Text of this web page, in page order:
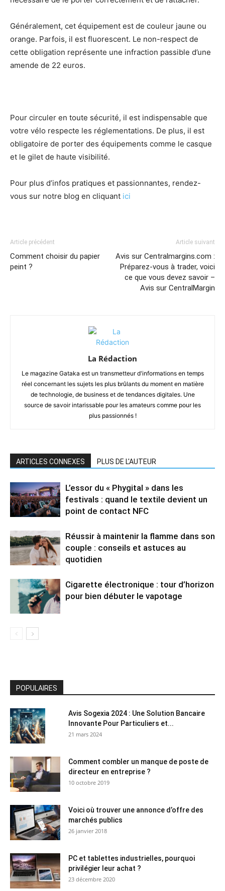
Généralement, cet équipement est de couleur jaune ou
orange. Parfois, il est fluorescent. Le non-respect de
cette obligation représente une infraction passible d’une
amende de 22 euros.
Pour circuler en toute sécurité, il est indispensable que
votre vélo respecte les réglementations. De plus, il est
obligatoire de porter des équipements comme le casque
et le gilet de haute visibilité.
Pour plus d’infos pratiques et passionnantes, rendez-
vous sur notre blog en cliquant ici
Article précédent
Comment choisir du papier
peint ?
Article suivant
Avis sur Centralmargins.com :
Préparez-vous à trader, voici
ce que vous devez savoir –
Avis sur CentralMargin
La Rédaction
Le magazine Gataka est un transmetteur d'informations en temps
réel concernant les sujets les plus brûlants du moment en matière
de technologie, de business et de tendances digitales. Une
source de savoir intarissable pour les amateurs comme pour les
plus passionnés !
ARTICLES CONNEXES PLUS DE L'AUTEUR
L’essor du « Phygital » dans les
festivals : quand le textile devient un
point de contact NFC
Réussir à maintenir la flamme dans son
couple : conseils et astuces au
quotidien
Cigarette électronique : tour d’horizon
pour bien débuter le vapotage
POPULAIRES
Avis Sogexia 2024 : Une Solution Bancaire
Innovante Pour Particuliers et...
21 mars 2024
Comment combler un manque de poste de
directeur en entreprise ?
10 octobre 2019
Voici où trouver une annonce d’offre des
marchés publics
26 janvier 2018
PC et tablettes industrielles, pourquoi
privilégier leur achat ?
23 décembre 2020